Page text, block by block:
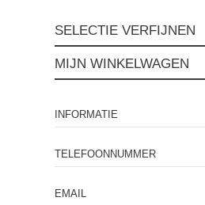
SELECTIE VERFIJNEN
MIJN WINKELWAGEN
INFORMATIE
TELEFOONNUMMER
EMAIL